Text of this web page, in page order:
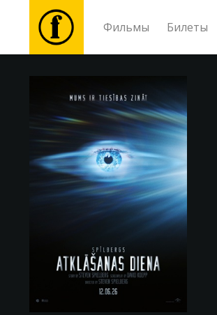
Фильмы Билеты
Билеты
Культура
Мероприятия
Подарки